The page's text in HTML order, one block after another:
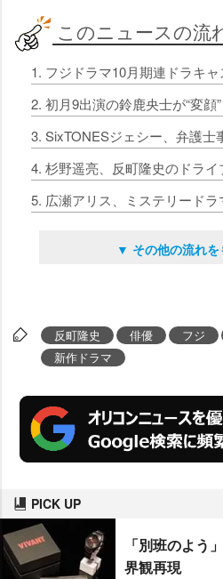
このニュースの流
▼ その他の流れを
反町隆史 俳優 フジ
新作ドラマ
PICK UP
「別班のよう
界観再現